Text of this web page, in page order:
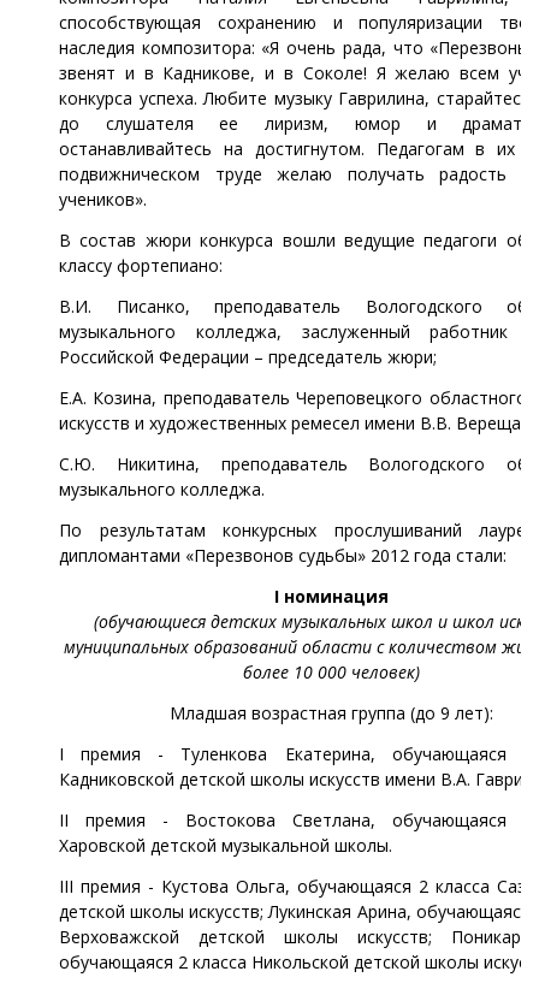
способствующая сохранению и популяризации
наследия композитора: «Я очень рада, что «Перезвоны
звенят и в Кадникове, и в Соколе! Я желаю всем
конкурса успеха. Любите музыку Гаврилина, старайтесь
до слушателя ее лиризм, юмор и
останавливайтесь на достигнутом. Педагогам в их
подвижническом труде желаю получать радость
учеников».
В состав жюри конкурса вошли ведущие педагоги
классу фортепиано:
В.И. Писанко, преподаватель Вологодского
музыкального колледжа, заслуженный работник
Российской Федерации – председатель жюри;
Е.А. Козина, преподаватель Череповецкого областного
искусств и художественных ремесел имени В.В.
С.Ю. Никитина, преподаватель Вологодского
музыкального колледжа.
По результатам конкурсных прослушиваний
дипломантами «Перезвонов судьбы» 2012 года стали:
I номинация
(обучающиеся детских музыкальных школ и школ
муниципальных образований области с количеством
более 10 000 человек)
Младшая возрастная группа (до 9 лет):
I премия - Туленкова Екатерина, обучающаяся 2
Кадниковской детской школы искусств имени В.А.
II премия - Востокова Светлана, обучающаяся 2
Харовской детской музыкальной школы.
III премия - Кустова Ольга, обучающаяся 2 класса
детской школы искусств; Лукинская Арина, обучающаяся
Верховажской детской школы искусств;
обучающаяся 2 класса Никольской детской школы